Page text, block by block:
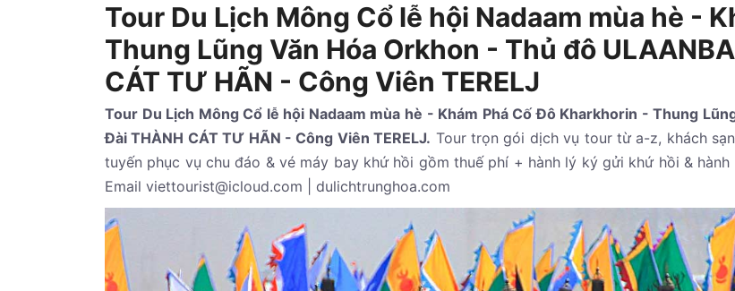
Tour Du Lịch Mông Cổ lễ hội Nadaam mùa hè -
Thung Lũng Văn Hóa Orkhon - Thủ đô
CÁT TƯ HÃN - Công Viên TERELJ
Tour Du Lịch Mông Cổ lễ hội Nadaam mùa hè - Khám Phá Cố Đô Kharkhorin - Thung
Đài THÀNH CÁT TƯ HÃN - Công Viên TERELJ. Tour trọn gói dịch vụ tour từ a-z, khách
tuyến phục vụ chu đáo & vé máy bay khứ hồi gồm thuế phí + hành lý ký gửi khứ hồi &
Email viettourist@icloud.com | dulichtrunghoa.com